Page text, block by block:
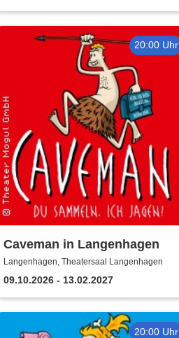
20:00 Uhr
Caveman in Langenhagen
Langenhagen, Theatersaal Langenhagen
09.10.2026 - 13.02.2027
20:00 Uhr